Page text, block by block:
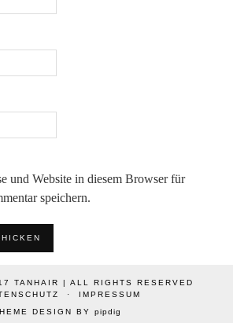
und Website in diesem Browser für
speichern.
TANHAIR | ALL RIGHTS RESERVED
IMPRESSUM
DESIGN BY pipdig